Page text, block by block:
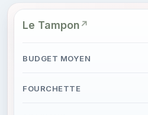
Le Tampon